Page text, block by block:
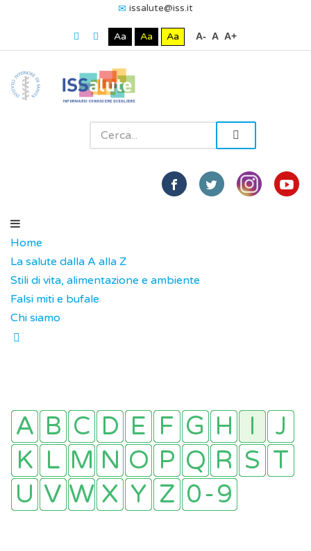
issalute@iss.it
Aa Aa Aa A- A A+
Home
La salute dalla A alla Z
Stili di vita, alimentazione e ambiente
Falsi miti e bufale
Chi siamo